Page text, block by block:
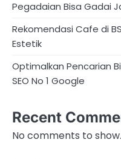
Pegadaian Bisa Gadai
Rekomendasi Cafe di
Estetik
Optimalkan Pencarian
SEO No 1 Google
Recent
No comments to show.